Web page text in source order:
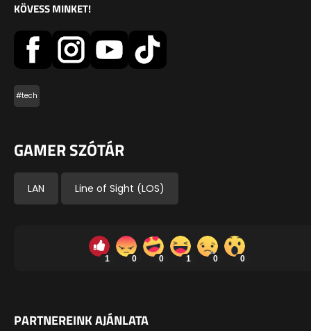
KÖVESS MINKET!
#tech
GAMER SZÓTÁR
LAN Line of Sight (LOS)
1 0 0 1 0 0
PARTNEREINK AJÁNLATA